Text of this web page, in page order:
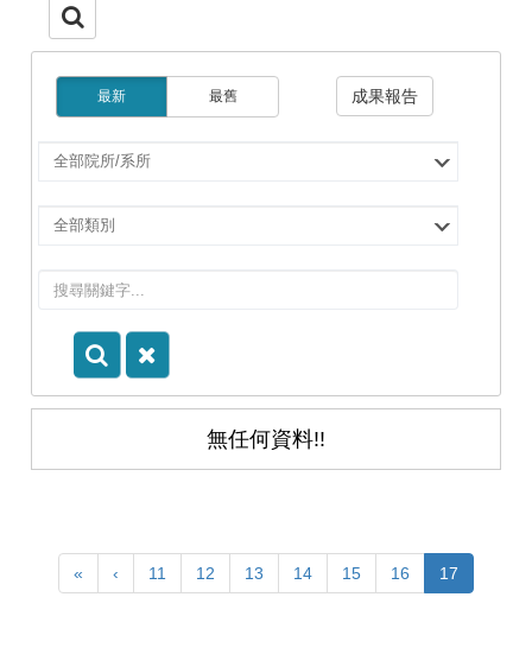
最新 最舊 成果報告
選
所/
所
選
別
無任何資料!!
« ‹ 11 12 13 14 15 16 17